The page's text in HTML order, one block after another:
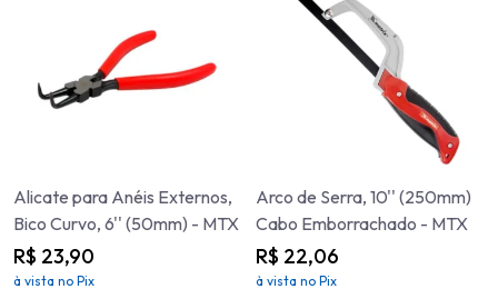
Alicate para Anéis Externos,
Bico Curvo, 6'' (50mm) - MTX
R$ 23,90
à vista no Pix
Arco de Serra, 10'' (250mm)
Cabo Emborrachado - MTX
R$ 22,06
à vista no Pix